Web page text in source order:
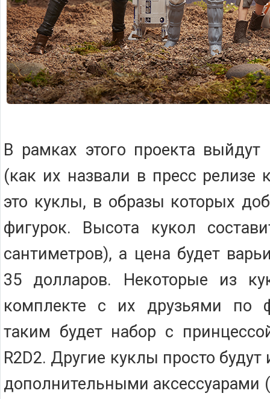
В рамках этого проекта выйдут
(как их назвали в пресс релизе
это куклы, в образы которых
фигурок. Высота кукол
сантиметров), а цена будет
35 долларов. Некоторые из
комплекте с их друзьями по
таким будет набор с
R2D2. Другие куклы просто
дополнительными аксессуарами